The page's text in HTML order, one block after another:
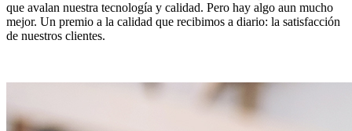
que avalan nuestra tecnología y calidad. Pero hay algo aun mucho
mejor. Un premio a la calidad que recibimos a diario: la satisfacción
de nuestros clientes.